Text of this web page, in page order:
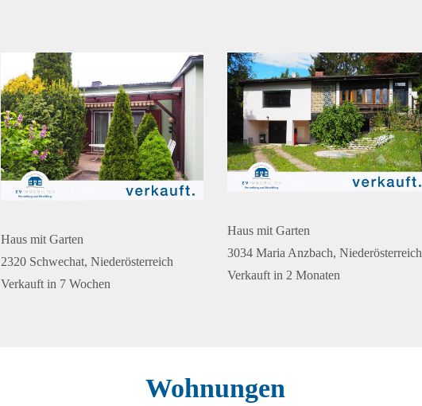
Haus mit Garten
2320 Schwechat, Niederösterreich
Verkauft in 7 Wochen
Haus mit Garten
3034 Maria Anzbach, Niederösterreich
Verkauft in 2 Monaten
Wohnungen